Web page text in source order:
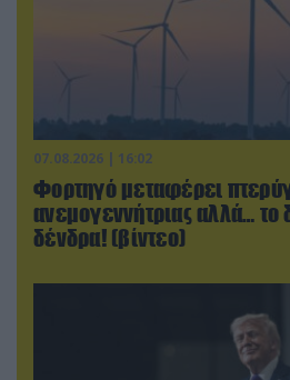
07.08.2026 | 16:02
Φορτηγό μεταφέρει
ανεμογεννήτριας αλλά… το
δένδρα! (βίντεο)